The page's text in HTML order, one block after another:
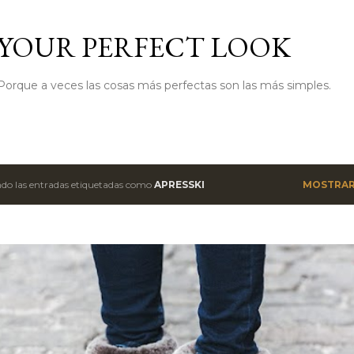
PERFECT LOOK
a veces las cosas más perfectas son las más simples.
las entradas etiquetadas como APRESSKI